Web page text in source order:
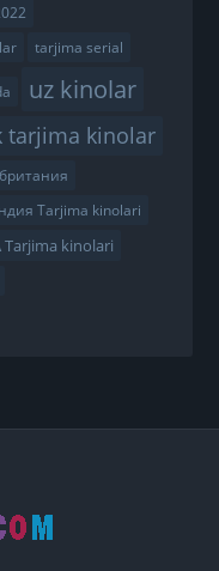
tarjima serial
uz kinolar
tarjima kinolar
Tarjima kinolari
kinolari